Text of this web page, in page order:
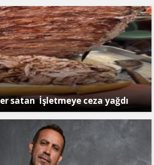
satan İşletmeye ceza yağdı